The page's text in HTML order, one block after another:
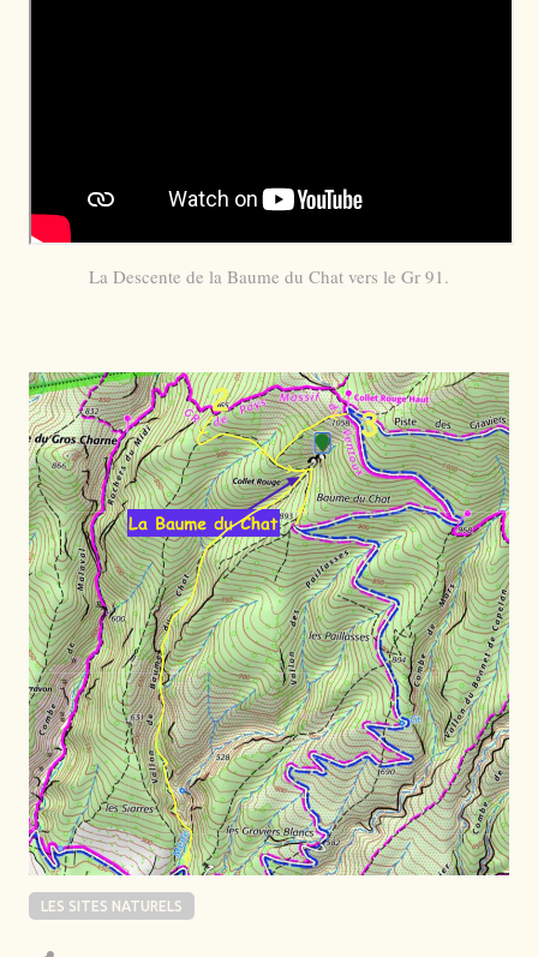
La Descente de la Baume du Chat vers le Gr 91.
LES SITES NATURELS